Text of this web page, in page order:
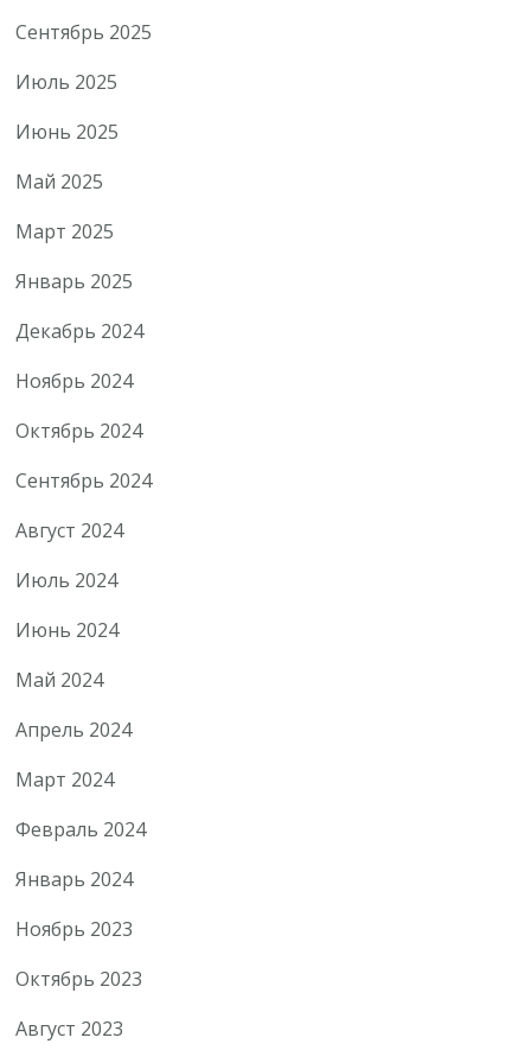
Сентябрь 2025
Июль 2025
Июнь 2025
Май 2025
Март 2025
Январь 2025
Декабрь 2024
Ноябрь 2024
Октябрь 2024
Сентябрь 2024
Август 2024
Июль 2024
Июнь 2024
Май 2024
Апрель 2024
Март 2024
Февраль 2024
Январь 2024
Ноябрь 2023
Октябрь 2023
Август 2023